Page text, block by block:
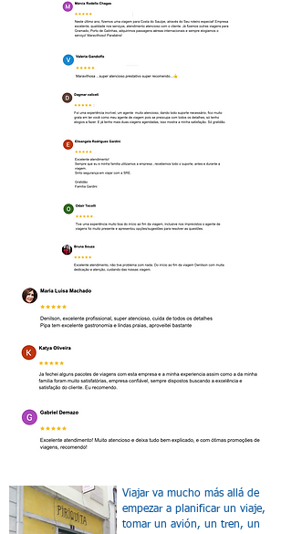
Viajar va mucho más allá de
empezar a planificar un viaje,
tomar un avión, un tren, un